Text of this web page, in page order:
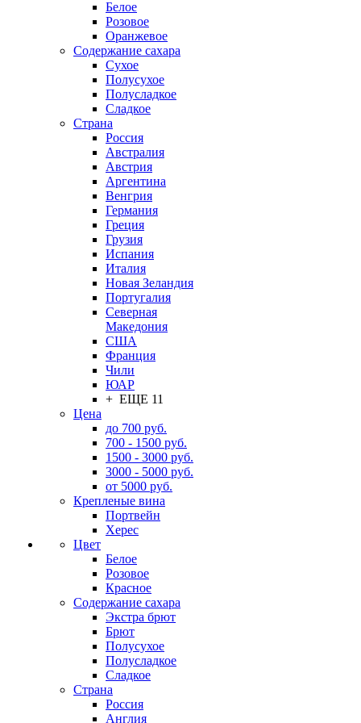
Белое
Розовое
Оранжевое
Содержание сахара
Сухое
Полусухое
Полусладкое
Сладкое
Страна
Россия
Австралия
Австрия
Аргентина
Венгрия
Германия
Греция
Грузия
Испания
Италия
Новая Зеландия
Португалия
Северная
Македония
США
Франция
Чили
ЮАР
+ ЕЩЕ 11
Цена
до 700 руб.
700 - 1500 руб.
1500 - 3000 руб.
3000 - 5000 руб.
от 5000 руб.
Крепленые вина
Портвейн
Херес
Цвет
Белое
Розовое
Красное
Содержание сахара
Экстра брют
Брют
Полусухое
Полусладкое
Сладкое
Страна
Россия
Англия